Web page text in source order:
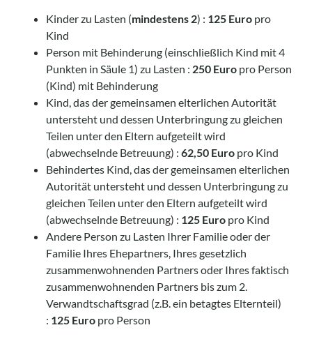
Kinder zu Lasten (mindestens 2) : 125 Euro pro
Kind
Person mit Behinderung (einschließlich Kind mit 4
Punkten in Säule 1) zu Lasten : 250 Euro pro Person
(Kind) mit Behinderung
Kind, das der gemeinsamen elterlichen Autorität
untersteht und dessen Unterbringung zu gleichen
Teilen unter den Eltern aufgeteilt wird
(abwechselnde Betreuung) :62,50 Euro pro Kind
Behindertes Kind, das der gemeinsamen elterlichen
Autorität untersteht und dessen Unterbringung zu
gleichen Teilen unter den Eltern aufgeteilt wird
(abwechselnde Betreuung) : 125 Euro pro Kind
Andere Person zu Lasten Ihrer Familie oder der
Familie Ihres Ehepartners, Ihres gesetzlich
zusammenwohnenden Partners oder Ihres faktisch
zusammenwohnenden Partners bis zum 2.
Verwandtschaftsgrad (z.B. ein betagtes Elternteil)
: 125 Euro pro Person